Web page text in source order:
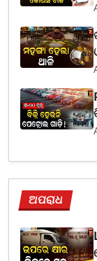
ଅପରାଧ